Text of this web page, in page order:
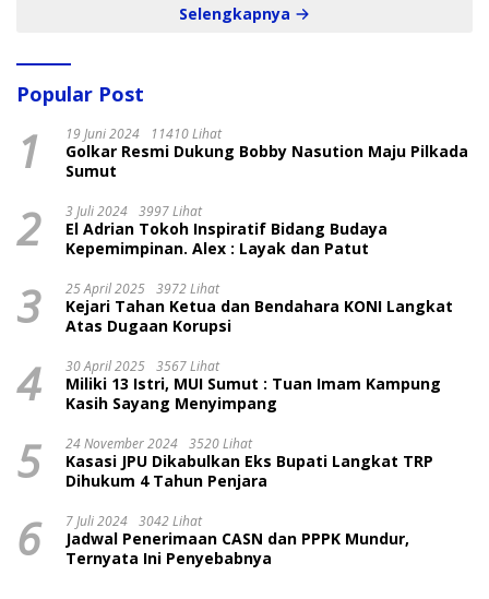
Selengkapnya
Popular Post
1 19 Juni 2024 11410 Lihat
Golkar Resmi Dukung Bobby Nasution Maju Pilkada
Sumut
2 3 Juli 2024 3997 Lihat
El Adrian Tokoh Inspiratif Bidang Budaya
Kepemimpinan. Alex : Layak dan Patut
3 25 April 2025 3972 Lihat
Kejari Tahan Ketua dan Bendahara KONI Langkat
Atas Dugaan Korupsi
4 30 April 2025 3567 Lihat
Miliki 13 Istri, MUI Sumut : Tuan Imam Kampung
Kasih Sayang Menyimpang
5 24 November 2024 3520 Lihat
Kasasi JPU Dikabulkan Eks Bupati Langkat TRP
Dihukum 4 Tahun Penjara
6 7 Juli 2024 3042 Lihat
Jadwal Penerimaan CASN dan PPPK Mundur,
Ternyata Ini Penyebabnya